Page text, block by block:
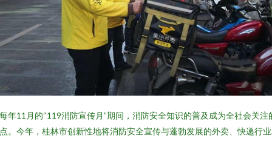
年11月的“119消防宣传月”期间，消防安全知识的普及成为全社会关注
。今年，桂林市创新性地将消防安全宣传与蓬勃发展的外卖、快递行